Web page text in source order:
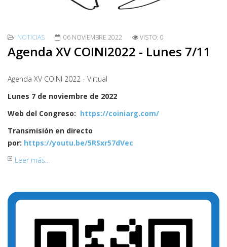
NOTICIAS 06 NOVIEMBRE 2022 VISTO: 0
Agenda XV COINI2022 - Lunes 7/11
Agenda XV COINI 2022 - Virtual
Lunes 7 de noviembre de 2022
Web del Congreso: https://coiniarg.com/
Transmisión en directo
por: https://youtu.be/5RSxr57dVec
Leer más...